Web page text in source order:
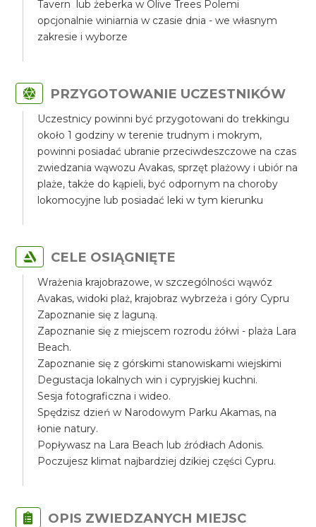
Tavern lub żeberka w Olive Trees Polemi
opcjonalnie winiarnia w czasie dnia - we własnym
zakresie i wyborze
PRZYGOTOWANIE UCZESTNIKÓW
Uczestnicy powinni być przygotowani do trekkingu
około 1 godziny w terenie trudnym i mokrym,
powinni posiadać ubranie przeciwdeszczowe na czas
zwiedzania wąwozu Avakas, sprzęt plażowy i ubiór na
plaże, także do kąpieli, być odpornym na choroby
lokomocyjne lub posiadać leki w tym kierunku
CELE OSIĄGNIĘTE
Wrażenia krajobrazowe, w szczególności wąwóz
Avakas, widoki plaż, krajobraz wybrzeża i góry Cypru
Zapoznanie się z laguną.
Zapoznanie się z miejscem rozrodu żółwi - plaża Lara
Beach.
Zapoznanie się z górskimi stanowiskami wiejskimi
Degustacja lokalnych win i cypryjskiej kuchni.
Sesja fotograficzna i wideo.
Spędzisz dzień w Narodowym Parku Akamas, na
łonie natury.
Popływasz na Lara Beach lub źródłach Adonis.
Poczujesz klimat najbardziej dzikiej części Cypru.
OPIS ZWIEDZANYCH MIEJSC